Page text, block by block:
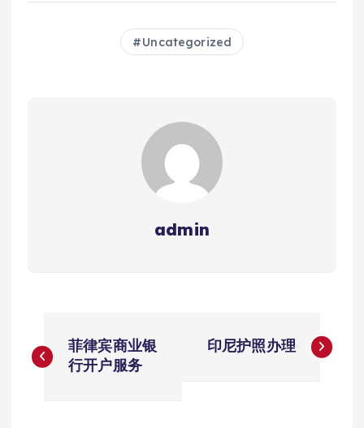
Uncategorized
admin
章
菲律宾商业银
行开户服务
印尼护照办理